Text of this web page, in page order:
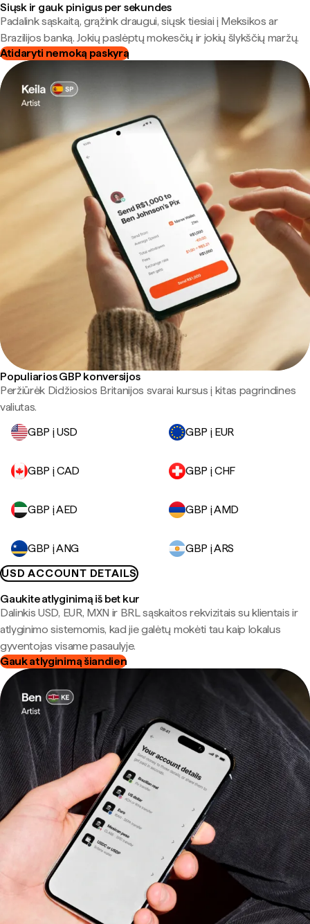
Siųsk ir gauk pinigus per sekundes
Padalink sąskaitą, grąžink draugui, siųsk tiesiai į Meksikos ar
Brazilijos banką. Jokių paslėptų mokesčių ir jokių šlykščių maržų.
Atidaryti nemoką paskyrą
Populiarios GBP konversijos
Peržiūrėk Didžiosios Britanijos svarai kursus į kitas pagrindines
valiutas.
GBP į USD
GBP į EUR
GBP į CAD GBP į CHF
GBP į AED GBP į AMD
GBP į ANG
GBP į ARS
USD ACCOUNT DETAILS
Gaukite atlyginimą iš bet kur
Dalinkis USD, EUR, MXN ir BRL sąskaitos rekvizitais su klientais ir
atlyginimo sistemomis, kad jie galėtų mokėti tau kaip lokalus
gyventojas visame pasaulyje.
Gauk atlyginimą šiandien